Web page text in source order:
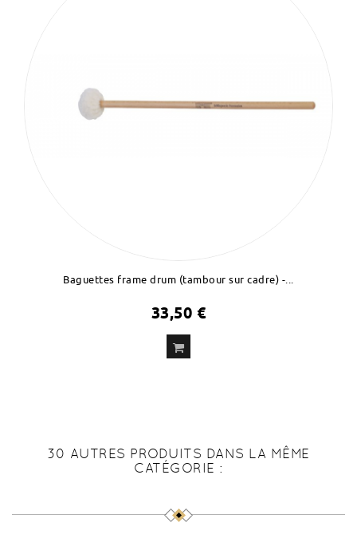
Baguettes frame drum (tambour sur cadre) -...
33,50 €
30 AUTRES PRODUITS DANS LA MÊME
CATÉGORIE :